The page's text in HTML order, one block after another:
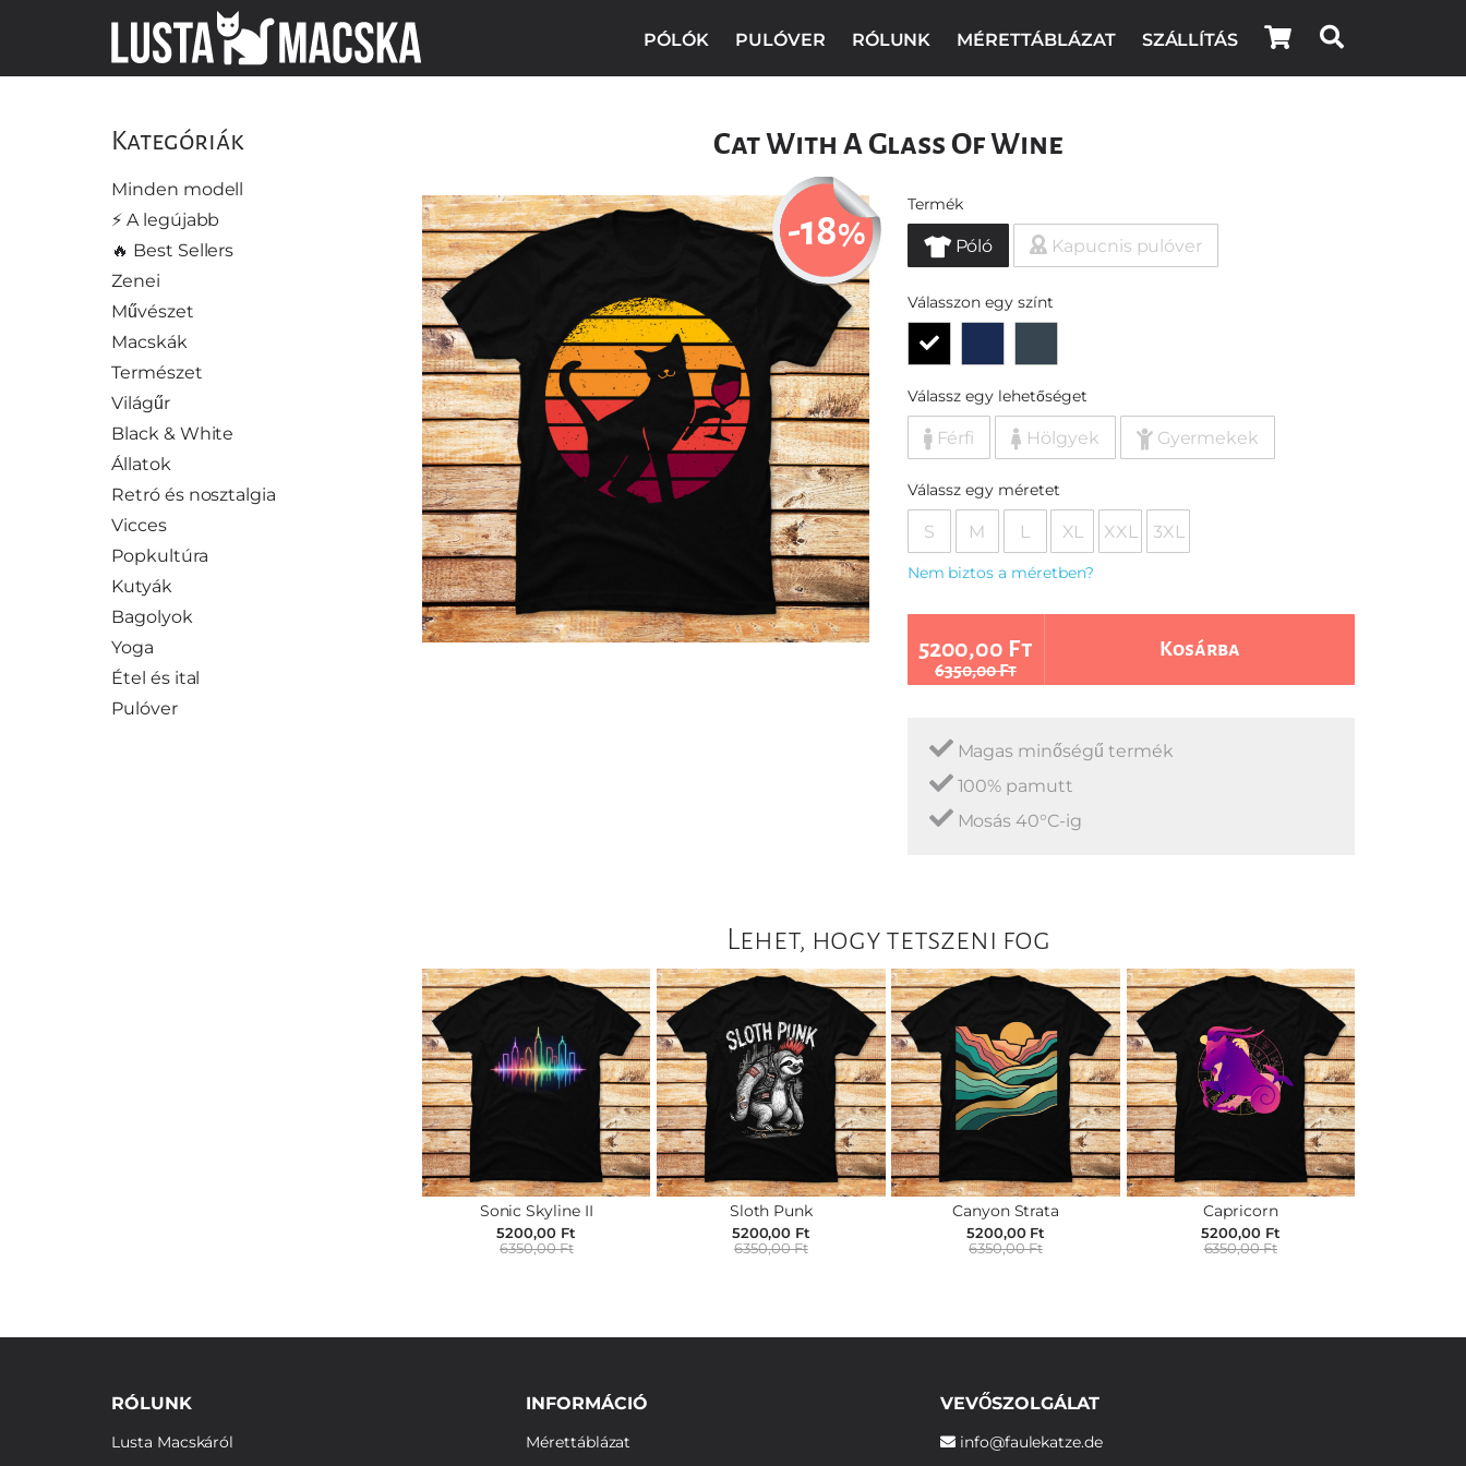
PÓLÓK PULÓVER RÓLUNK MÉRETTÁBLÁZAT SZÁLLÍTÁS
Kategóriák
Minden modell
⚡️ A legújabb
🔥 Best Sellers
Zenei
Művészet
Macskák
Természet
Világűr
Black & White
Állatok
Retró és nosztalgia
Vicces
Popkultúra
Kutyák
Bagolyok
Yoga
Étel és ital
Pulóver
Cat With A Glass Of Wine
-18%
Termék
Póló Kapucnis pulóver
Válasszon egy színt
Válassz egy lehetőséget
Férfi Hölgyek Gyermekek
Válassz egy méretet
S M L XL XXL 3XL
Nem biztos a méretben?
5200,00 Ft
6350,00 Ft
Kosárba
Magas minőségű termék
100% pamutt
Mosás 40°C-ig
Lehet, hogy tetszeni fog
Sonic Skyline II
5200,00 Ft
6350,00 Ft
Sloth Punk
5200,00 Ft
6350,00 Ft
Canyon Strata
5200,00 Ft
6350,00 Ft
Capricorn
5200,00 Ft
6350,00 Ft
RÓLUNK
Lusta Macskáról
INFORMÁCIÓ
Mérettáblázat
VEVŐSZOLGÁLAT
info@faulekatze.de